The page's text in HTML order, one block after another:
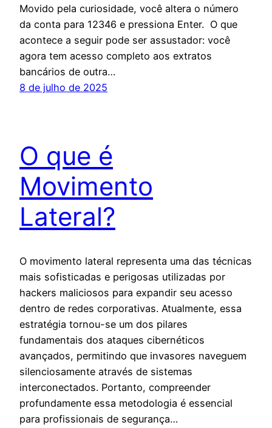
Movido pela curiosidade, você altera o número
da conta para 12346 e pressiona Enter. O que
acontece a seguir pode ser assustador: você
agora tem acesso completo aos extratos
bancários de outra…
8 de julho de 2025
O que é
Movimento
Lateral?
O movimento lateral representa uma das técnicas
mais sofisticadas e perigosas utilizadas por
hackers maliciosos para expandir seu acesso
dentro de redes corporativas. Atualmente, essa
estratégia tornou-se um dos pilares
fundamentais dos ataques cibernéticos
avançados, permitindo que invasores naveguem
silenciosamente através de sistemas
interconectados. Portanto, compreender
profundamente essa metodologia é essencial
para profissionais de segurança…